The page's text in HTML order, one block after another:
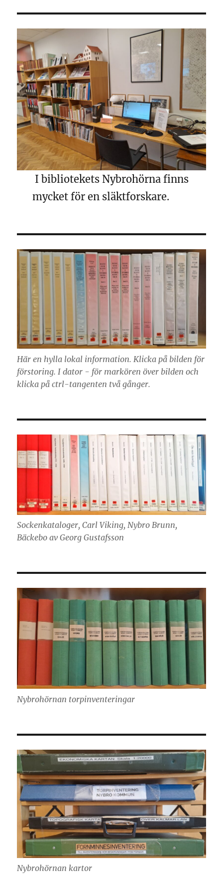
I bibliotekets Nybrohörna finns
mycket för en släktforskare.
Här en hylla lokal information. Klicka på bilden för
förstoring. I dator - för markören över bilden och
klicka på ctrl-tangenten två gånger.
Sockenkataloger, Carl Viking, Nybro Brunn,
Bäckebo av Georg Gustafsson
Nybrohörnan torpinventeringar
Nybrohörnan kartor